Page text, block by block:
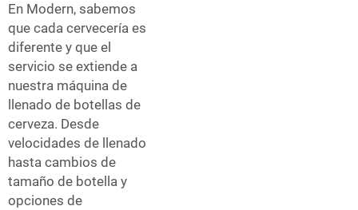
En Modern, sabemos
que cada cervecería es
diferente y que el
servicio se extiende a
nuestra máquina de
llenado de botellas de
cerveza. Desde
velocidades de llenado
hasta cambios de
tamaño de botella y
opciones de